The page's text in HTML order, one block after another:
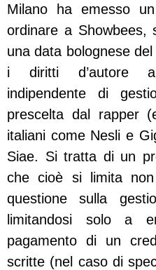
Milano ha emesso
ordinare a Showbees,
una data bolognese
i diritti d’autore a
indipendente di
prescelta dal rapper
italiani come Nesli e
Siae. Si tratta di un
che cioè si limita
questione sulla
limitandosi solo a
pagamento di un
scritte (nel caso di